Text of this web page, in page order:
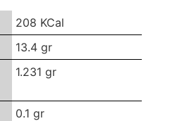
208 KCal
13.4 gr
1.231 gr
0.1 gr